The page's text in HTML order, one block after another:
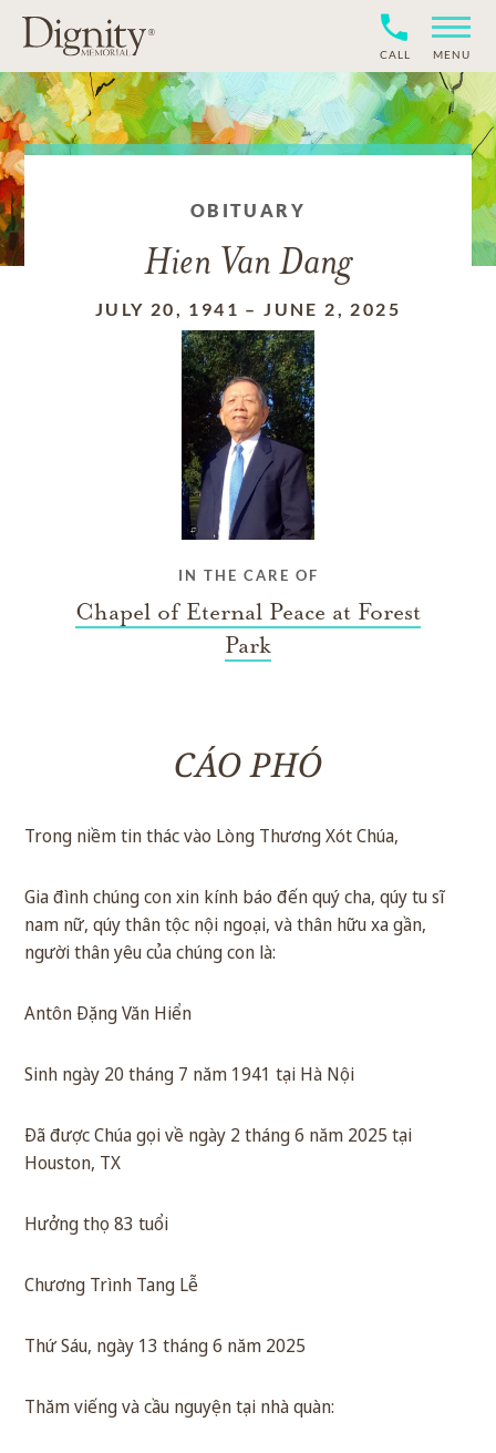
CALL MENU
OBITUARY
Hien Van Dang
JULY 20, 1941 –JUNE 2, 2025
IN THE CARE OF
Chapel of Eternal Peace at Forest
Park
CÁO PHÓ
Trong niềm tin thác vào Lòng Thương Xót Chúa,
Gia đình chúng con xin kính báo đến quý cha, qúy tu sĩ
nam nữ, qúy thân tộc nội ngoại, và thân hữu xa gần,
người thân yêu của chúng con là:
Antôn Đặng Văn Hiển
Sinh ngày 20 tháng 7 năm 1941 tại Hà Nội
Đã được Chúa gọi về ngày 2 tháng 6 năm 2025 tại
Houston, TX
Hưởng thọ 83 tuổi
Chương Trình Tang Lễ
Thứ Sáu, ngày 13 tháng 6 năm 2025
Thăm viếng và cầu nguyện tại nhà quàn: